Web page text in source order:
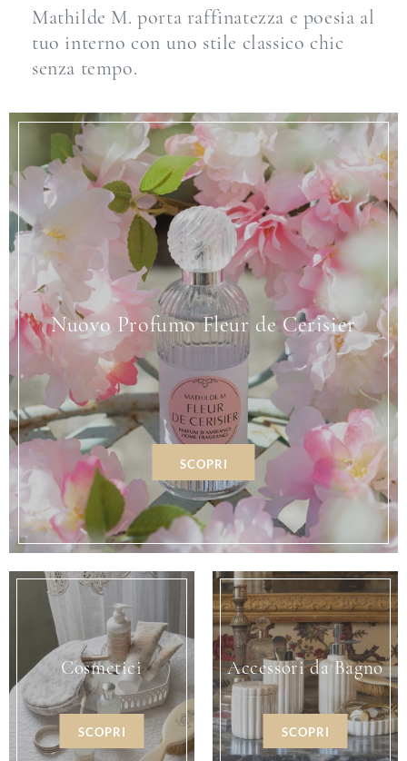
Mathilde M. porta raffinatezza e poesia al
tuo interno con uno stile classico chic
senza tempo.
Nuovo Profumo Fleur de Cerisier
SCOPRI
Cosmetici
SCOPRI
Accessori da Bagno
SCOPRI